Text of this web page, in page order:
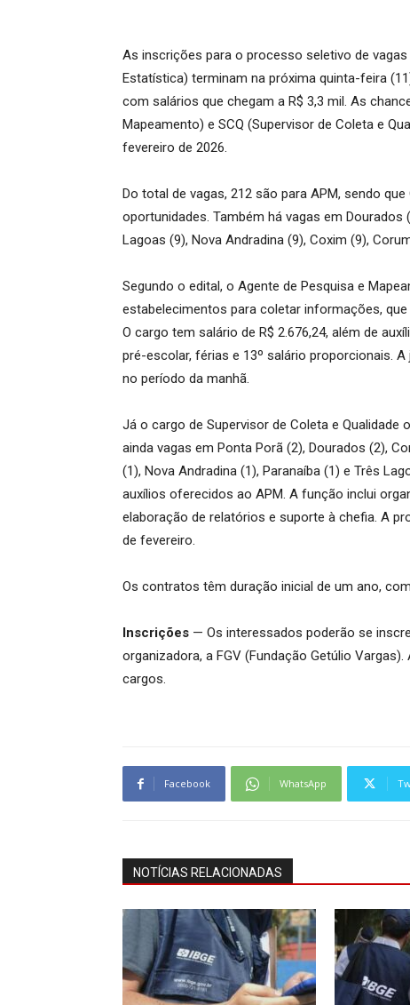
As inscrições para o processo seletivo de
Estatística) terminam na próxima quinta-feira
com salários que chegam a R$ 3,3 mil. As
Mapeamento) e SCQ (Supervisor de Coleta e
fevereiro de 2026.
Do total de vagas, 212 são para APM, sendo
oportunidades. Também há vagas em Dourados
Lagoas (9), Nova Andradina (9), Coxim (9),
Segundo o edital, o Agente de Pesquisa e
estabelecimentos para coletar informações,
O cargo tem salário de R$ 2.676,24, além de
pré-escolar, férias e 13º salário proporcionais.
no período da manhã.
Já o cargo de Supervisor de Coleta e Qualidade
ainda vagas em Ponta Porã (2), Dourados (2),
(1), Nova Andradina (1), Paranaíba (1) e Três
auxílios oferecidos ao APM. A função inclui
elaboração de relatórios e suporte à chefia. A
de fevereiro.
Os contratos têm duração inicial de um ano,
Inscrições — Os interessados poderão se
organizadora, a FGV (Fundação Getúlio
cargos.
Facebook WhatsApp
NOTÍCIAS RELACIONADAS